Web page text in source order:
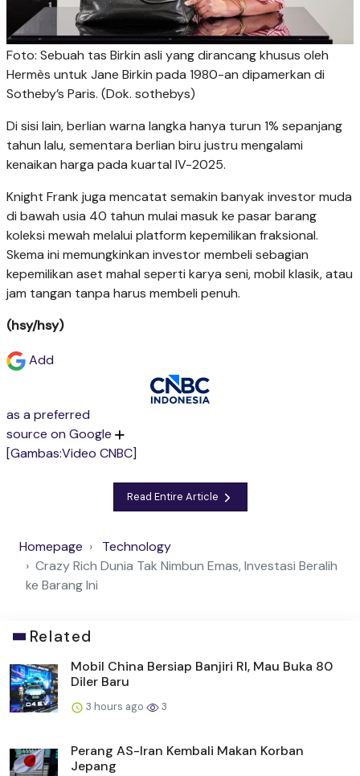
Foto: Sebuah tas Birkin asli yang dirancang khusus oleh
Hermès untuk Jane Birkin pada 1980-an dipamerkan di
Sotheby’s Paris. (Dok. sothebys)
Di sisi lain, berlian warna langka hanya turun 1% sepanjang
tahun lalu, sementara berlian biru justru mengalami
kenaikan harga pada kuartal IV-2025.
Knight Frank juga mencatat semakin banyak investor muda
di bawah usia 40 tahun mulai masuk ke pasar barang
koleksi mewah melalui platform kepemilikan fraksional.
Skema ini memungkinkan investor membeli sebagian
kepemilikan aset mahal seperti karya seni, mobil klasik, atau
jam tangan tanpa harus membeli penuh.
(hsy/hsy)
Add
as a preferred
source on Google
[Gambas:Video CNBC]
Read Entire Article
Homepage
Technology
Crazy Rich Dunia Tak Nimbun Emas, Investasi Beralih
ke Barang Ini
Related
Mobil China Bersiap Banjiri RI, Mau Buka 80
Diler Baru
3 hours ago 3
Perang AS-Iran Kembali Makan Korban
Jepang